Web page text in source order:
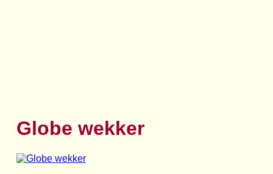
Globe wekker